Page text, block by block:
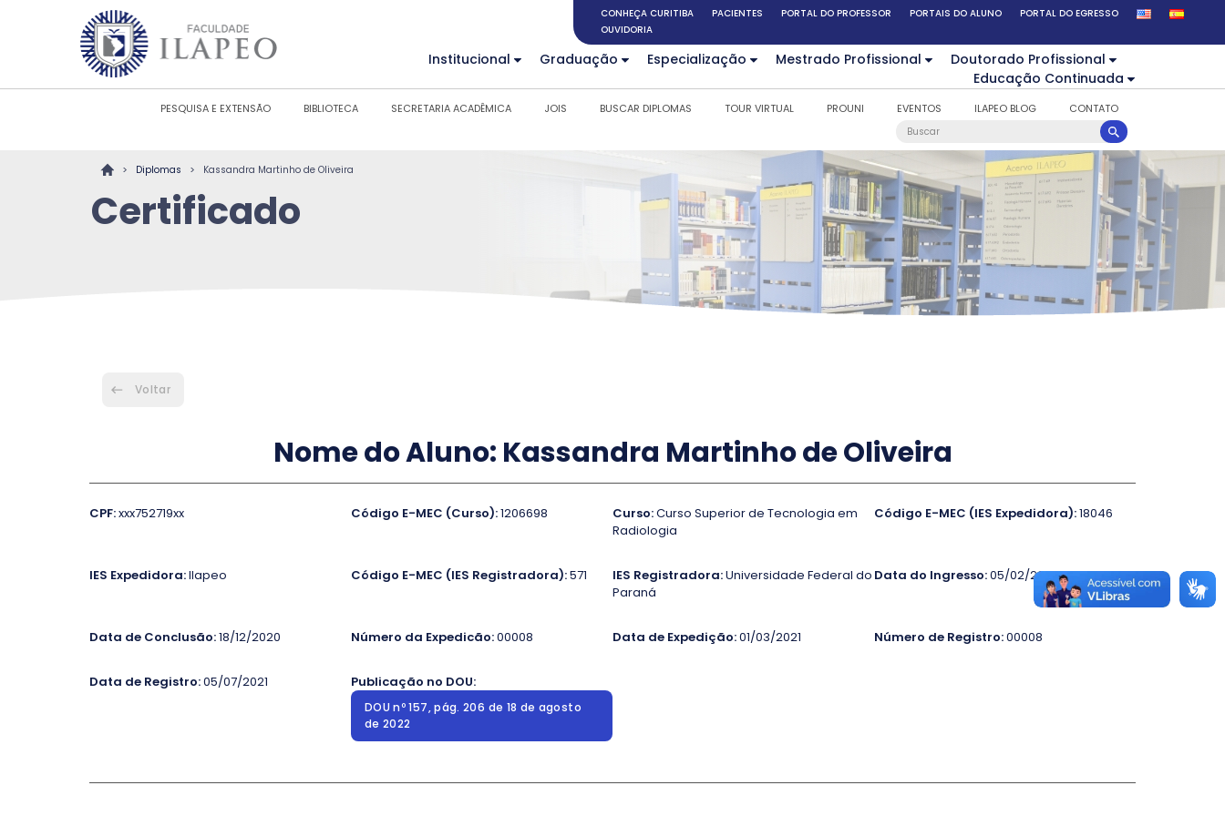
CONHEÇA CURITIBA PACIENTES PORTAL DO PROFESSOR PORTAIS DO ALUNO
PORTAL DO EGRESSO
OUVIDORIA
Institucional Graduação Especialização Mestrado Profissional
Doutorado Profissional
Educação Continuada
PESQUISA E EXTENSÃO BIBLIOTECA SECRETARIA ACADÊMICA JOIS BUSCAR DIPLOMAS TOUR VIRTUAL PROUNI EVENTOS ILAPEO BLOG CONTATO
> Diplomas > Kassandra Martinho de Oliveira
Certificado
Voltar
Nome do Aluno: Kassandra Martinho de Oliveira
CPF:xxx752719xx Código E-MEC (Curso):1206698 Curso:Curso Superior de Tecnologia em
Radiologia
Código E-MEC (IES Expedidora):18046
IES Expedidora:Ilapeo Código E-MEC (IES Registradora):571 IES Registradora:Universidade Federal do
Paraná
Data do Ingresso:05/02/2018
Data de Conclusão:18/12/2020 Número da Expedicão:00008 Data de Expedição:01/03/2021 Número de Registro:00008
Data de Registro:05/07/2021 Publicação no DOU:
DOU nº 157, pág. 206 de 18 de agosto
de 2022